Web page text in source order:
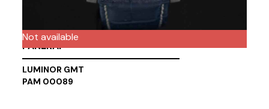
PANERAI
LUMINOR GMT
PAM 00089
Not available